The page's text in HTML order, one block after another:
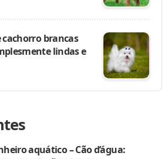
cachorro brancas
lindas e
aquático – Cão d’água: